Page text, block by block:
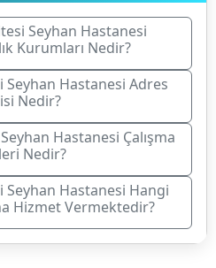
Seyhan Hastanesi
Kurumları Nedir?
Hastanesi Adres
Nedir?
Hastanesi Çalışma
Nedir?
Hastanesi Hangi
Hizmet Vermektedir?